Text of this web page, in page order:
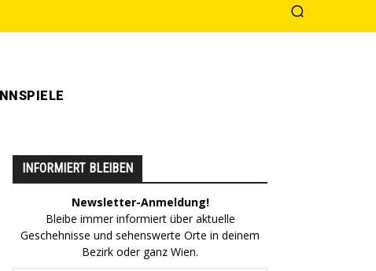
INFORMIERT BLEIBEN
Newsletter-Anmeldung!
Bleibe immer informiert über aktuelle
Geschehnisse und sehenswerte Orte in deinem
Bezirk oder ganz Wien.